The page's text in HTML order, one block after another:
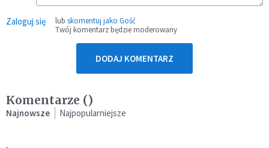
Zaloguj się lub skomentuj jako Gość
Twój komentarz będzie moderowany
DODAJ KOMENTARZ
Komentarze ()
Najnowsze Najpopularniejsze